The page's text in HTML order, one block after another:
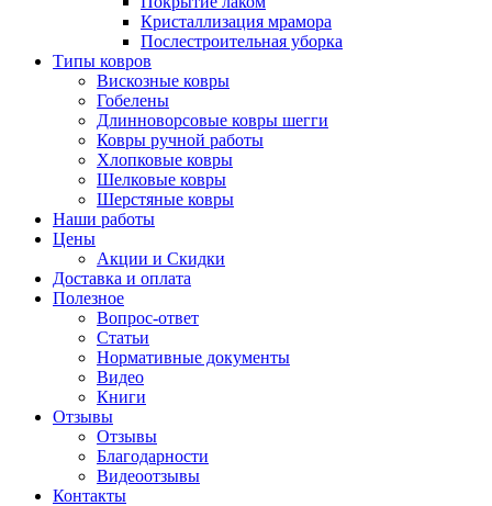
Кристаллизация мрамора
Послестроительная уборка
Типы ковров
Вискозные ковры
Гобелены
Длинноворсовые ковры шегги
Ковры ручной работы
Хлопковые ковры
Шелковые ковры
Шерстяные ковры
Наши работы
Цены
Акции и Скидки
Доставка и оплата
Полезное
Вопрос-ответ
Статьи
Нормативные документы
Видео
Книги
Отзывы
Отзывы
Благодарности
Видеоотзывы
Контакты